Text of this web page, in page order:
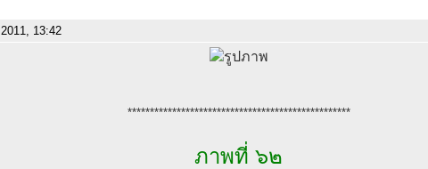
13:42
**************************************************
ภาพที่ ๖๒